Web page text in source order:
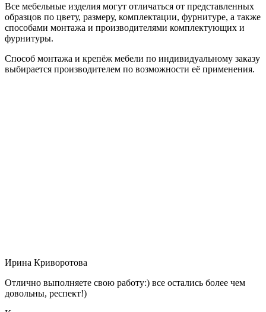
Все мебельные изделия могут отличаться от представленных
образцов по цвету, размеру, комплектации, фурнитуре, а также
способами монтажа и производителями комплектующих и
фурнитуры.
Способ монтажа и крепёж мебели по индивидуальному заказу
выбирается производителем по возможности её применения.
Ирина Криворотова
Отлично выполняете свою работу:) все остались более чем
довольны, респект!)